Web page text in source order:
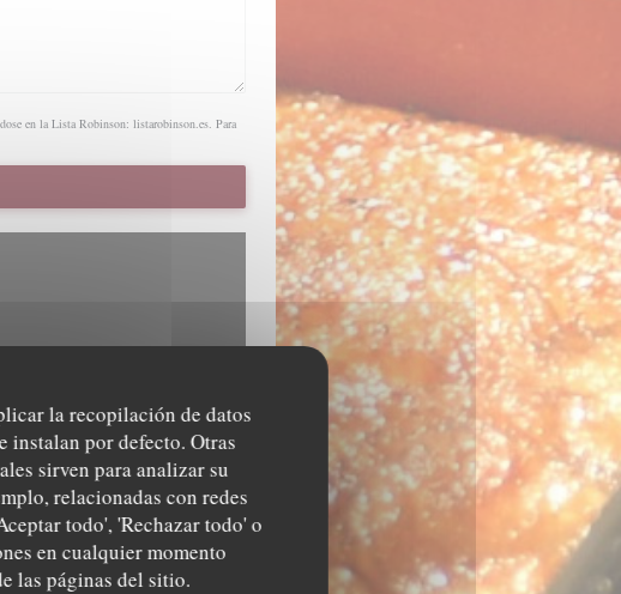
la recopilación de datos
instalan por defecto. Otras
sirven para analizar su
relacionadas con redes
todo', 'Rechazar todo' o
en cualquier momento
las páginas del sitio.
en la Lista Robinson: listarobinson.es. Para
recopilar datos de navegación y